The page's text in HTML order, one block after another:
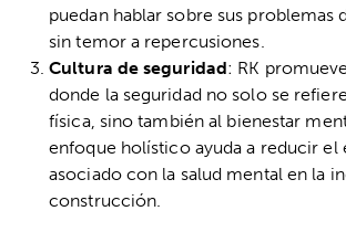
puedan hablar sobre sus problemas
sin temor a repercusiones.
Cultura de seguridad: RK
donde la seguridad no solo se
física, sino también al bienestar
enfoque holístico ayuda a reducir el
asociado con la salud mental en la
construcción.